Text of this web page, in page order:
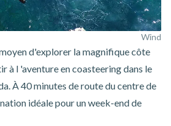
Wind
d'explorer la magnifique côte
à l 'aventure en coasteering dans le
À 40 minutes de route du centre de
idéale pour un week-end de